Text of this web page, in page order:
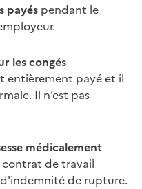
payés pendant le
les congés
entièrement payé et il
Il n’est pas
médicalement
de travail
de rupture.